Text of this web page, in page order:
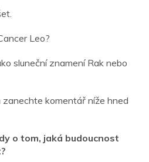
Leo?
sluneční znamení Rak nebo
komentář níže hned
o tom, jaká budoucnost